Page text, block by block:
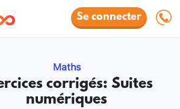
Se connecter
Maths
corrigés: Suites
numériques